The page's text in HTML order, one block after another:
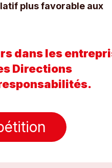
plus favorable aux
dans les
Directions